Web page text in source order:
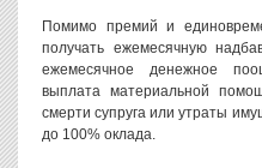
Помимо премий и
получать ежемесячную
ежемесячное денежное
выплата материальной
смерти супруга или утраты
до 100% оклада.